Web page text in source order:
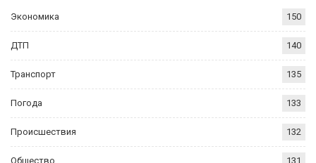
Экономика 150
ДТП 140
Транспорт 135
Погода 133
Происшествия 132
Общество 131